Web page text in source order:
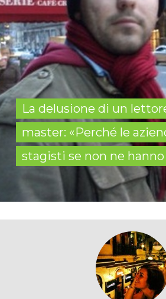
La delusione di un
master: «Perché le
stagisti se non ne hanno